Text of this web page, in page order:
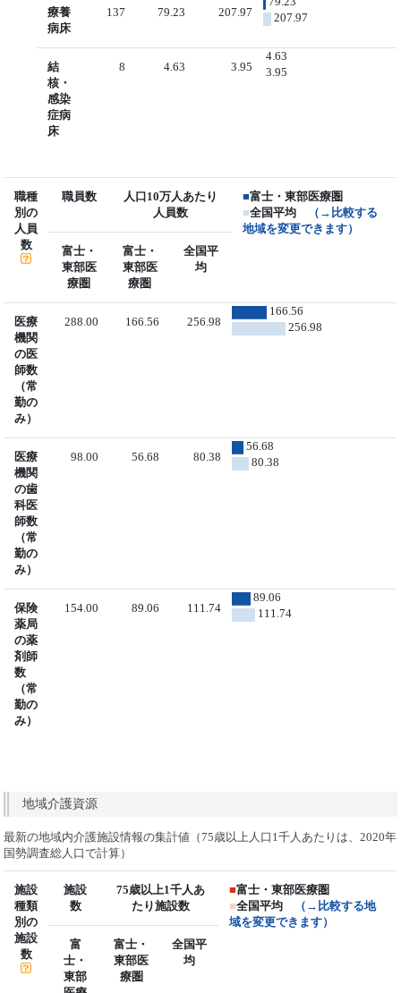
療養
病床
137 79.23 207.97
207.97
結
核・
感染
症病
床
8 4.63 3.95
4.63
3.95
職種
別の
人員
数
職員数
人口10万人あたり
人員数
■富士・東部医療圏
■全国平均
（→比較する
地域を変更できます）
富士・
東部医
療圏
富士・
東部医
療圏
全国平
均
医療
機関
の医
師数
（常
勤の
み）
288.00 166.56 256.98
166.56
256.98
医療
機関
の歯
科医
師数
（常
勤の
み）
98.00 56.68 80.38
56.68
80.38
保険
薬局
の薬
剤師
数
（常
勤の
み）
154.00 89.06 111.74
89.06
111.74
地域介護資源
最新の地域内介護施設情報の集計値（75歳以上人口1千人あたりは、2020年
国勢調査総人口で計算）
施設
種類
別の
施設
数
施設
数
75歳以上1千人あ
たり施設数
■富士・東部医療圏
■全国平均
（→比較する地
域を変更できます）
富
士・
東部
富士・
東部医
療圏
全国平
均